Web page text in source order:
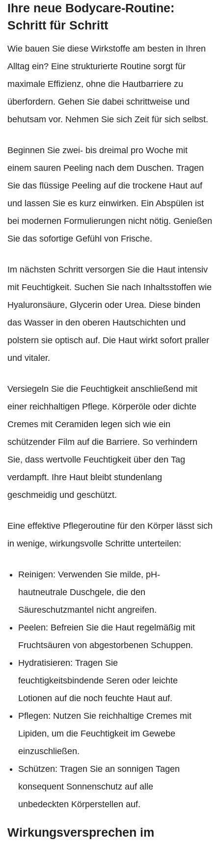
Ihre neue Bodycare-Routine:
Schritt für Schritt
Wie bauen Sie diese Wirkstoffe am besten in Ihren
Alltag ein? Eine strukturierte Routine sorgt für
maximale Effizienz, ohne die Hautbarriere zu
überfordern. Gehen Sie dabei schrittweise und
behutsam vor. Nehmen Sie sich Zeit für sich selbst.
Beginnen Sie zwei- bis dreimal pro Woche mit
einem sauren Peeling nach dem Duschen. Tragen
Sie das flüssige Peeling auf die trockene Haut auf
und lassen Sie es kurz einwirken. Ein Abspülen ist
bei modernen Formulierungen nicht nötig. Genießen
Sie das sofortige Gefühl von Frische.
Im nächsten Schritt versorgen Sie die Haut intensiv
mit Feuchtigkeit. Suchen Sie nach Inhaltsstoffen wie
Hyaluronsäure, Glycerin oder Urea. Diese binden
das Wasser in den oberen Hautschichten und
polstern sie optisch auf. Die Haut wirkt sofort praller
und vitaler.
Versiegeln Sie die Feuchtigkeit anschließend mit
einer reichhaltigen Pflege. Körperöle oder dichte
Cremes mit Ceramiden legen sich wie ein
schützender Film auf die Barriere. So verhindern
Sie, dass wertvolle Feuchtigkeit über den Tag
verdampft. Ihre Haut bleibt stundenlang
geschmeidig und geschützt.
Eine effektive Pflegeroutine für den Körper lässt sich
in wenige, wirkungsvolle Schritte unterteilen:
Reinigen: Verwenden Sie milde, pH-
hautneutrale Duschgele, die den
Säureschutzmantel nicht angreifen.
Peelen: Befreien Sie die Haut regelmäßig mit
Fruchtsäuren von abgestorbenen Schuppen.
Hydratisieren: Tragen Sie
feuchtigkeitsbindende Seren oder leichte
Lotionen auf die noch feuchte Haut auf.
Pflegen: Nutzen Sie reichhaltige Cremes mit
Lipiden, um die Feuchtigkeit im Gewebe
einzuschließen.
Schützen: Tragen Sie an sonnigen Tagen
konsequent Sonnenschutz auf alle
unbedeckten Körperstellen auf.
Wirkungsversprechen im